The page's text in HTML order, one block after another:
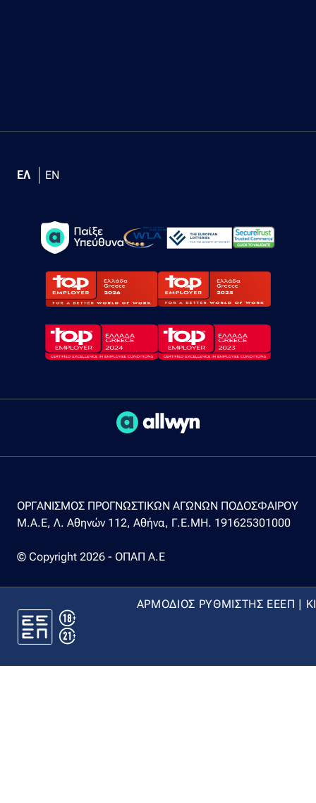
ΕΛ EN
ΟΡΓΑΝΙΣΜΟΣ ΠΡΟΓΝΩΣΤΙΚΩΝ ΑΓΩΝΩΝ ΠΟΔΟΣΦΑΙΡΟΥ
Μ.Α.Ε, Λ. Αθηνών 112, Αθήνα, Γ.Ε.ΜΗ. 191625301000
© Copyright 2026 - ΟΠΑΠ Α.Ε
ΑΡΜΟΔΙΟΣ ΡΥΘΜΙΣΤΗΣ ΕΕΕΠ |